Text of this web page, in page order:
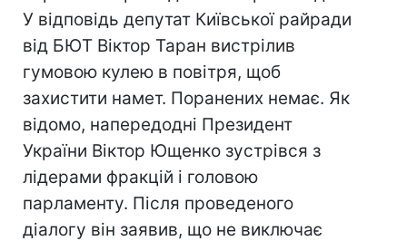
У відповідь депутат Київської райради
від БЮТ Віктор Таран вистрілив
гумовою кулею в повітря, щоб
захистити намет. Поранених немає. Як
відомо, напередодні Президент
України Віктор Ющенко зустрівся з
лідерами фракцій і головою
парламенту. Після проведеного
діалогу він заявив, що не виключає